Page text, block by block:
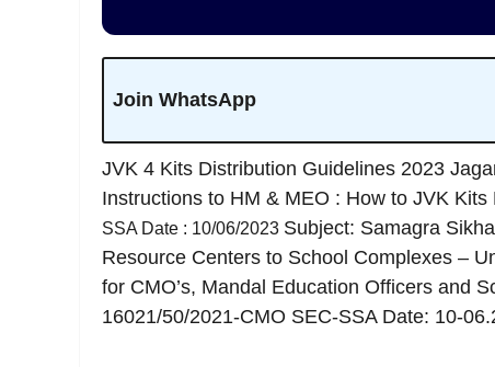
Join WhatsApp
JVK 4 Kits Distribution Guidelines 2023
Instructions to HM & MEO : How to JVK
SSA Date : 10/06/2023 Subject: Samagra Sikha
Resource Centers to School Complexes –
for CMO’s, Mandal Education Officers and
16021/50/2021-CMO SEC-SSA Date: 10-